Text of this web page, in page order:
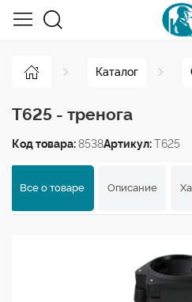
Каталог
T625 - тренога
Код товара:8538Артикул:T625
Все о товаре Описание